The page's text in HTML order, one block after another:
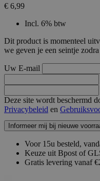
€ 6,99
Incl. 6% btw
Dit product is momenteel
we geven je een seintje
Uw E-mail
Deze site wordt beschermd
Privacybeleid en
Informeer mij bij nieuwe
Voor 15u besteld,
Keuze uit Bpost of
Gratis levering vanaf